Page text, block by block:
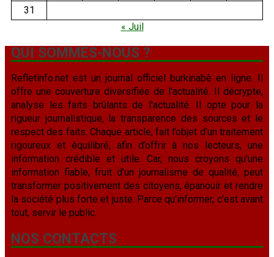
31
« Juil
QUI SOMMES-NOUS ?
Refletinfo.net est un journal officiel burkinabè en ligne. Il
offre une couverture diversifiée de l'actualité. Il décrypte,
analyse les faits brûlants de l'actualité. Il opte pour la
rigueur journalistique, la transparence des sources et le
respect des faits. Chaque article, fait l’objet d’un traitement
rigoureux et équilibré, afin d’offrir à nos lecteurs, une
information crédible et utile. Car, nous croyons qu’une
information fiable, fruit d’un journalisme de qualité, peut
transformer positivement des citoyens, épanouir et rendre
la société plus forte et juste. Parce qu’informer, c’est avant
tout, servir le public.
NOS CONTACTS